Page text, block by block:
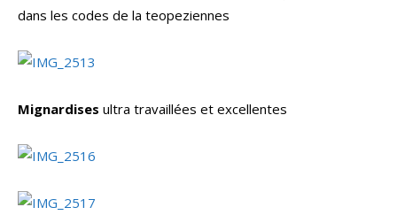
dans les codes de la teopeziennes
Mignardises ultra travaillées et excellentes